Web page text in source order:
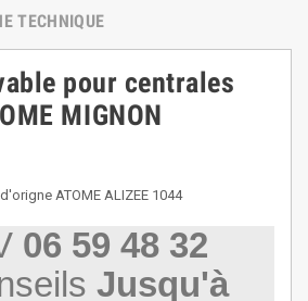
TECHNIQUE
pour centrales
MIGNON
06 59 48 32
Jusqu'à